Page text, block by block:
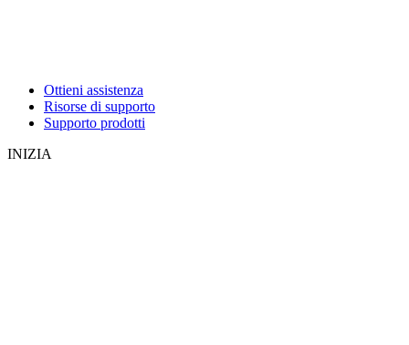
Ottieni assistenza
Risorse di supporto
Supporto prodotti
INIZIA